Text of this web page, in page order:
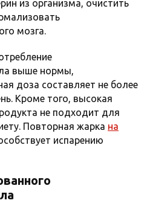
из организма, очистить
мозга.
выше нормы,
доза составляет не более
Кроме того, высокая
не подходит для
Повторная жарка на
испарению